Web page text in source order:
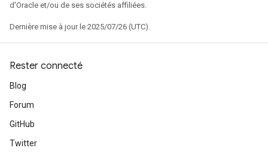
d'Oracle et/ou de ses sociétés affiliées.
Dernière mise à jour le 2025/07/26 (UTC).
Rester connecté
Blog
Forum
GitHub
Twitter